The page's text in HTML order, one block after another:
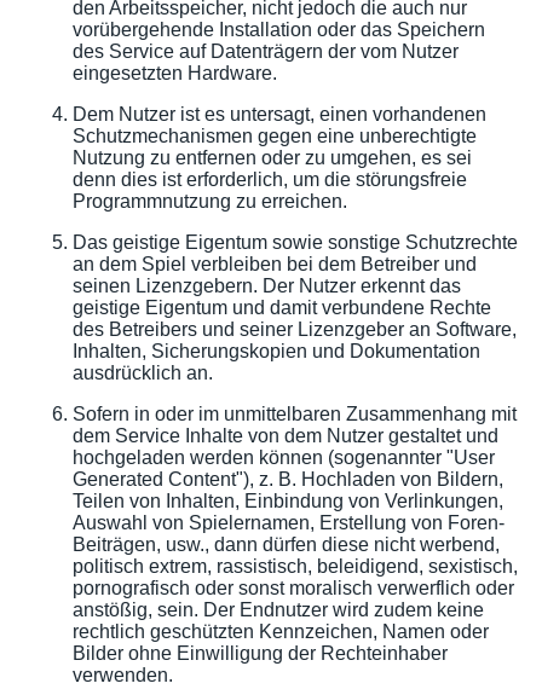
den Arbeitsspeicher, nicht jedoch die auch nur
vorübergehende Installation oder das Speichern
des Service auf Datenträgern der vom Nutzer
eingesetzten Hardware.
Dem Nutzer ist es untersagt, einen vorhandenen
Schutzmechanismen gegen eine unberechtigte
Nutzung zu entfernen oder zu umgehen, es sei
denn dies ist erforderlich, um die störungsfreie
Programmnutzung zu erreichen.
Das geistige Eigentum sowie sonstige Schutzrechte
an dem Spiel verbleiben bei dem Betreiber und
seinen Lizenzgebern. Der Nutzer erkennt das
geistige Eigentum und damit verbundene Rechte
des Betreibers und seiner Lizenzgeber an Software,
Inhalten, Sicherungskopien und Dokumentation
ausdrücklich an.
Sofern in oder im unmittelbaren Zusammenhang mit
dem Service Inhalte von dem Nutzer gestaltet und
hochgeladen werden können (sogenannter "User
Generated Content"), z. B. Hochladen von Bildern,
Teilen von Inhalten, Einbindung von Verlinkungen,
Auswahl von Spielernamen, Erstellung von Foren-
Beiträgen, usw., dann dürfen diese nicht werbend,
politisch extrem, rassistisch, beleidigend, sexistisch,
pornografisch oder sonst moralisch verwerflich oder
anstößig, sein. Der Endnutzer wird zudem keine
rechtlich geschützten Kennzeichen, Namen oder
Bilder ohne Einwilligung der Rechteinhaber
verwenden.